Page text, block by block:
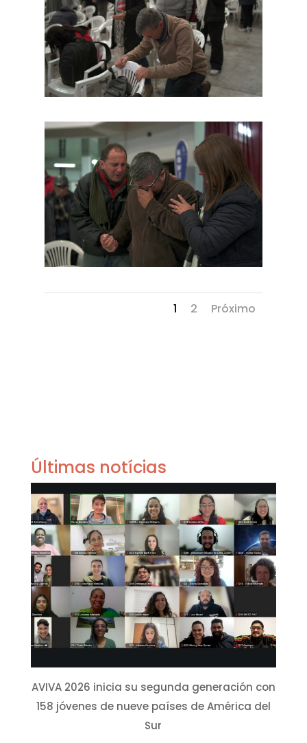
1 2 Próximo
Últimas notícias
AVIVA 2026 inicia su segunda generación con
158 jóvenes de nueve países de América del
Sur